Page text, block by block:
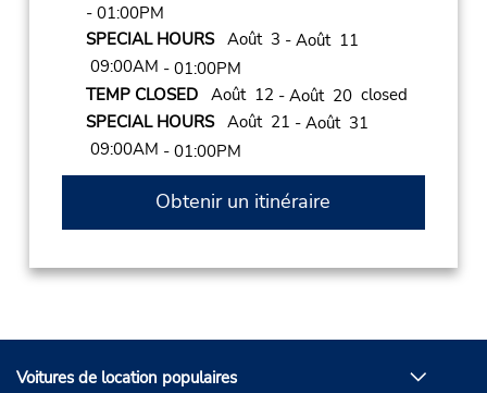
- 01:00PM
SPECIAL HOURSAoût 3 - Août 11
09:00AM - 01:00PM
TEMP CLOSEDAoût 12 - Août 20closed
SPECIAL HOURSAoût 21 - Août 31
09:00AM - 01:00PM
Obtenir un itinéraire
Voitures de location populaires